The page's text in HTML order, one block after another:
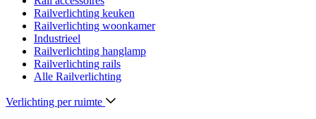
Railverlichting keuken
Railverlichting woonkamer
Industrieel
Railverlichting hanglamp
Railverlichting rails
Alle Railverlichting
Verlichting per ruimte